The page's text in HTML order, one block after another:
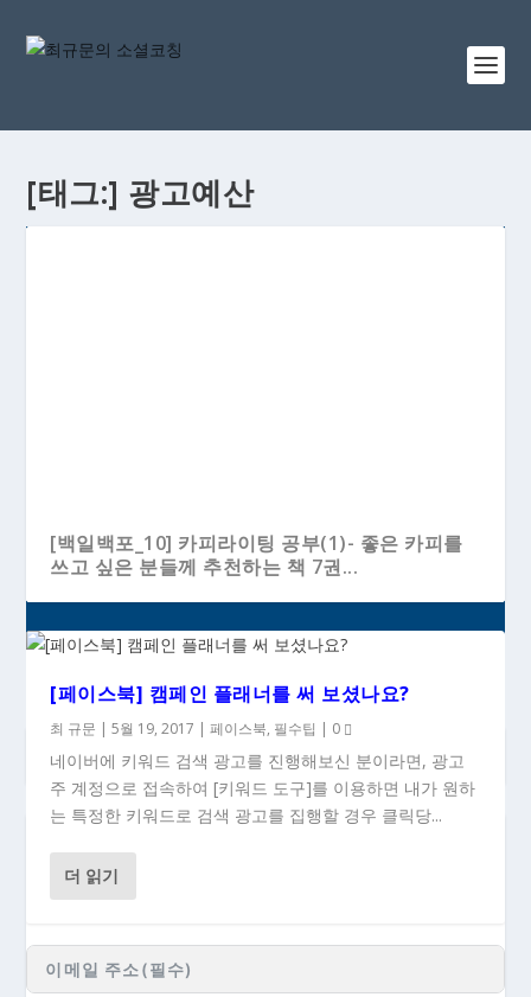
[태그:] 광고예산
[백일백포_10] 카피라이팅 공부(1)- 좋은 카피를
쓰고 싶은 분들께 추천하는 책 7권...
[페이스북] 캠페인 플래너를 써 보셨나요?
최 규문 |5월 19, 2017 |페이스북, 필수팁 | 0
네이버에 키워드 검색 광고를 진행해보신 분이라면, 광고
주 계정으로 접속하여 [키워드 도구]를 이용하면 내가 원하
는 특정한 키워드로 검색 광고를 집행할 경우 클릭당...
더 읽기
### 새 글이 올라올 때 이메일로 받으시려면...